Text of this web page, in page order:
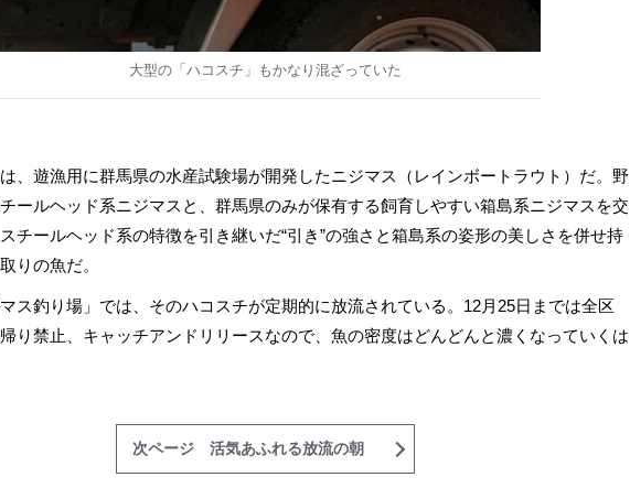
大型の「ハコスチ」もかなり混ざっていた
、遊漁用に群馬県の水産試験場が開発したニジマス（レインボートラウト）だ。野
ールヘッド系ニジマスと、群馬県のみが保有する飼育しやすい箱島系ニジマスを交
チールヘッド系の特徴を引き継いだ“引き”の強さと箱島系の姿形の美しさを併せ持
りの魚だ。
ス釣り場」では、そのハコスチが定期的に放流されている。12月25日までは全区
り禁止、キャッチアンドリリースなので、魚の密度はどんどんと濃くなっていくは
次ページ 活気あふれる放流の朝